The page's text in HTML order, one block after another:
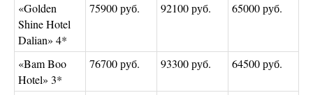
«Golden
Shine Hotel
Dalian» 4*
75900 руб. 92100 руб. 65000 руб.
«Bam Boo
Hotel» 3*
76700 руб. 93300 руб. 64500 руб.